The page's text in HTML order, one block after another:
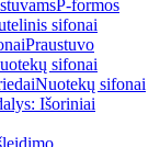
P-formos
sifonai
Praustuvo
sifonai
Nuotekų sifonai
Išoriniai